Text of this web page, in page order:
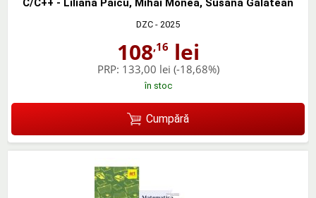
DZC - 2025
108,16 lei
PRP: 133,00 lei (-18,68%)
în stoc
Cumpără